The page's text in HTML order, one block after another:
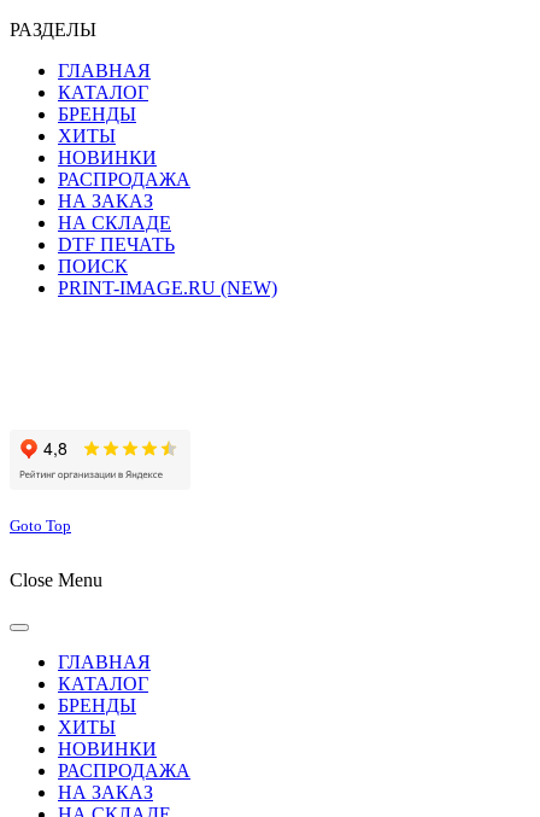
РАЗДЕЛЫ
ГЛАВНАЯ
КАТАЛОГ
БРЕНДЫ
ХИТЫ
НОВИНКИ
РАСПРОДАЖА
НА ЗАКАЗ
НА СКЛАДЕ
DTF ПЕЧАТЬ
ПОИСК
PRINT-IMAGE.RU (NEW)
Goto Top
Close Menu
ГЛАВНАЯ
КАТАЛОГ
БРЕНДЫ
ХИТЫ
НОВИНКИ
РАСПРОДАЖА
НА ЗАКАЗ